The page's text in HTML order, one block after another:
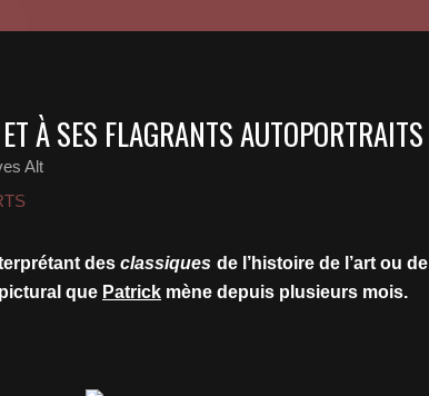
À SES FLAGRANTS AUTOPORTRAITS
Alt
desclassiques de l’histoire de l’art ou de
que Patrick mène depuis plusieurs mois.